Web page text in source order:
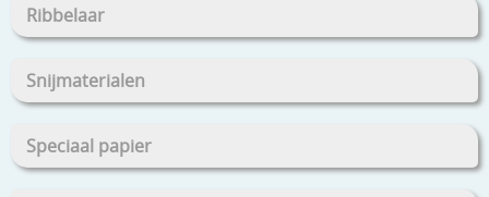
Ribbelaar
Snijmaterialen
Speciaal papier